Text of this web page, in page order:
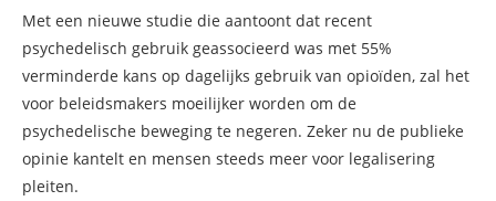
Met een nieuwe studie die aantoont dat recent
psychedelisch gebruik geassocieerd was met 55%
verminderde kans op dagelijks gebruik van opioïden, zal het
voor beleidsmakers moeilijker worden om de
psychedelische beweging te negeren. Zeker nu de publieke
opinie kantelt en mensen steeds meer voor legalisering
pleiten.